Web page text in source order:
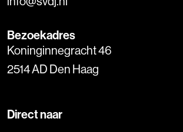
Bezoekadres
Koninginnegracht 46
2514 AD Den Haag
Direct naar